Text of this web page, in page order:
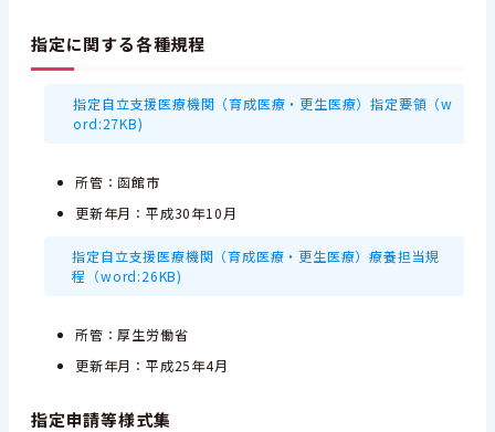
指定に関する各種規程
指定自立支援医療機関（育成医療・更生医療）指定要領（w
ord:27KB)
所管：函館市
更新年月：平成30年10月
指定自立支援医療機関（育成医療・更生医療）療養担当規
程（word:26KB)
所管：厚生労働省
更新年月：平成25年4月
指定申請等様式集